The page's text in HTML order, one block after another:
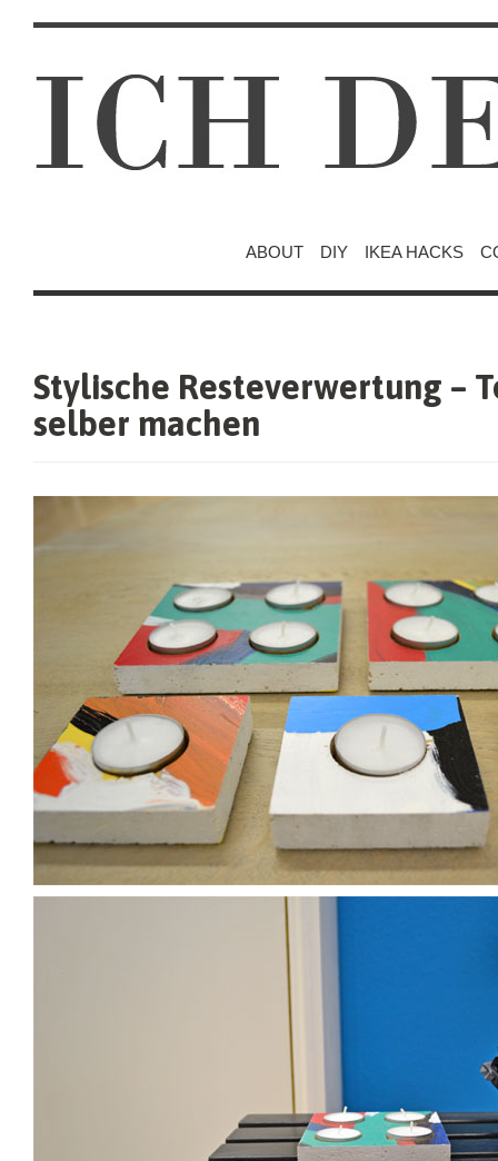
ABOUT DIY IKEA HACKS
Stylische Resteverwertung –
selber machen